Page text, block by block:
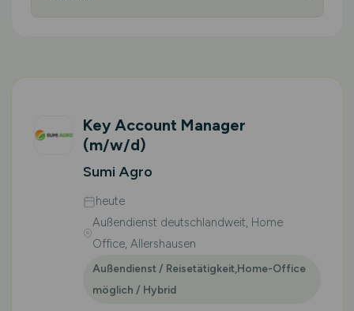
Key Account Manager
(m/w/d)
Sumi Agro
heute
Außendienst deutschlandweit, Home
Office, Allershausen
Außendienst / Reisetätigkeit,Home-Office
möglich / Hybrid